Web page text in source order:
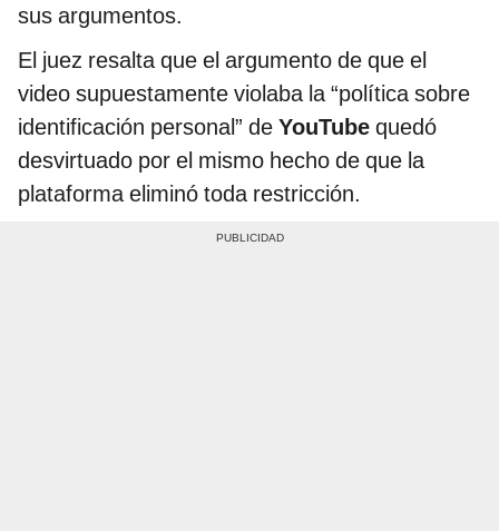
sus argumentos.
El juez resalta que el argumento de que el
video supuestamente violaba la “política sobre
identificación personal” de YouTube quedó
desvirtuado por el mismo hecho de que la
plataforma eliminó toda restricción.